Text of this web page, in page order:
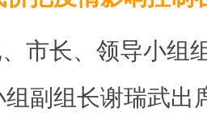
市长、领导小组
副组长谢瑞武出